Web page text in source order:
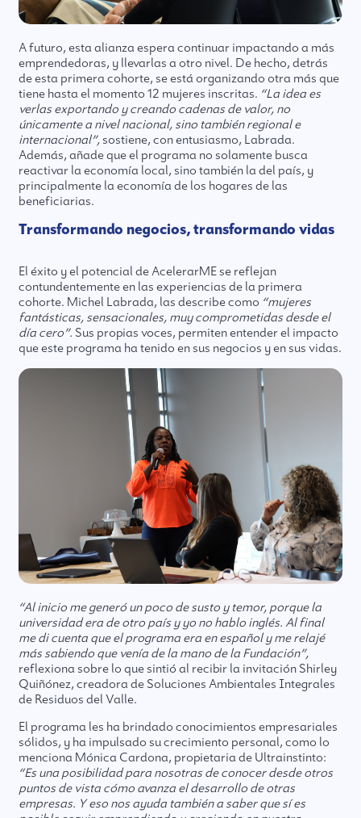
A futuro, esta alianza espera continuar impactando a más
emprendedoras, y llevarlas a otro nivel. De hecho, detrás
de esta primera cohorte, se está organizando otra más que
tiene hasta el momento 12 mujeres inscritas. “La idea es
verlas exportando y creando cadenas de valor, no
únicamente a nivel nacional, sino también regional e
internacional”,sostiene, con entusiasmo, Labrada.
Además, añade que el programa no solamente busca
reactivar la economía local, sino también la del país, y
principalmente la economía de los hogares de las
beneficiarias.
Transformando negocios, transformando vidas
El éxito y el potencial de AcelerarME se reflejan
contundentemente en las experiencias de la primera
cohorte. Michel Labrada, las describe como “mujeres
fantásticas, sensacionales, muy comprometidas desde el
día cero”. Sus propias voces, permiten entender el impacto
que este programa ha tenido en sus negocios y en sus vidas.
“Al inicio me generó un poco de susto y temor, porque la
universidad era de otro país y yo no hablo inglés. Al final
me di cuenta que el programa era en español y me relajé
más sabiendo que venía de la mano de la Fundación”,
reflexiona sobre lo que sintió al recibir la invitación Shirley
Quiñónez, creadora de Soluciones Ambientales Integrales
de Residuos del Valle.
El programa les ha brindado conocimientos empresariales
sólidos, y ha impulsado su crecimiento personal, como lo
menciona Mónica Cardona, propietaria de Ultrainstinto:
“Es una posibilidad para nosotras de conocer desde otros
puntos de vista cómo avanza el desarrollo de otras
empresas. Y eso nos ayuda también a saber que sí es